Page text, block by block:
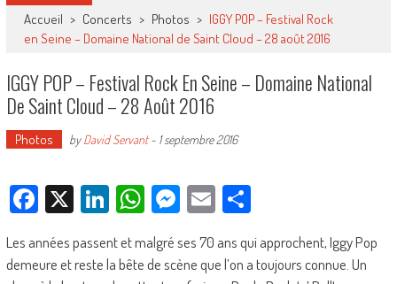
Accueil > Concerts > Photos > IGGY POP – Festival Rock
en Seine – Domaine National de Saint Cloud – 28 août 2016
IGGY POP – Festival Rock En Seine – Domaine National
De Saint Cloud – 28 Août 2016
Photos byDavid Servant- 1 septembre 2016
Facebook
X LinkedIn
WhatsApp
Messenger
EmailPartager
Les années passent et malgré ses 70 ans qui approchent, Iggy Pop
demeure et reste la bête de scène que l’on a toujours connue. Un